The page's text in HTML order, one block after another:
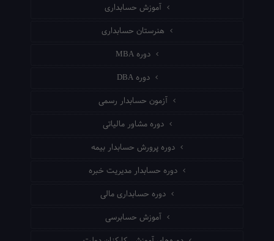
آموزش حسابداری
هنرستان حسابداری
دوره MBA
دوره DBA
آزمون حسابدار رسمی
دوره مشاور مالیاتی
دوره پرورش حسابدار بیمه
دوره حسابدار مدیریت خبره
دوره حسابداری مالی
آموزش حسابرسی